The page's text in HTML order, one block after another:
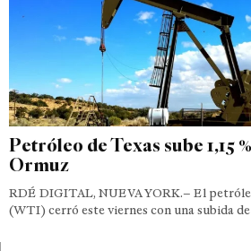
Petróleo de Texas sube 1,15
Ormuz
RDÉ DIGITAL, NUEVA YORK.– El
(WTI) cerró este viernes con una subida de